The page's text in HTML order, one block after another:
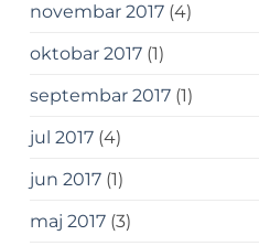
novembar 2017(4)
oktobar 2017(1)
septembar 2017(1)
jul 2017(4)
jun 2017(1)
maj 2017(3)